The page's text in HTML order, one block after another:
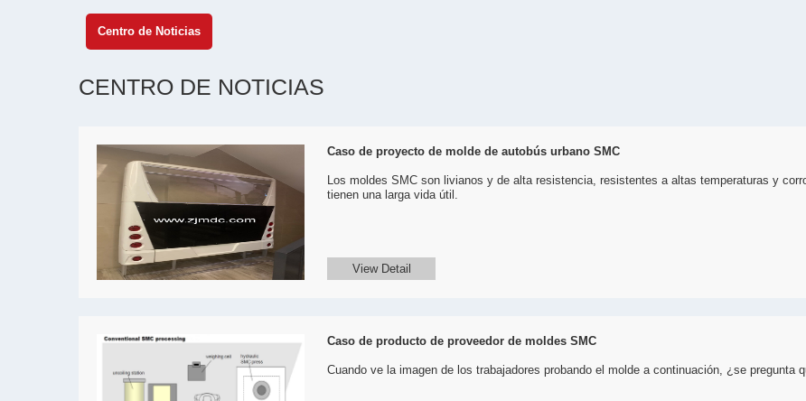
Centro de Noticias
CENTRO DE NOTICIAS
Caso de proyecto de molde de autobús urbano SMC
Los moldes SMC son livianos y de alta resistencia, resistentes a altas temperaturas y
tienen una larga vida útil.
View Detail
Caso de producto de proveedor de moldes SMC
Cuando ve la imagen de los trabajadores probando el molde a continuación, ¿se pregunta